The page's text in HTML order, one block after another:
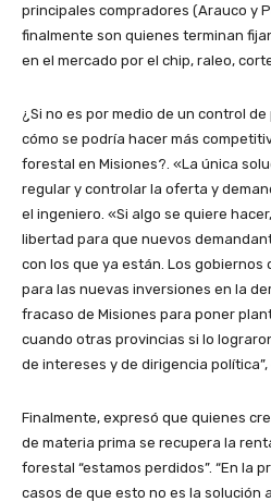
principales compradores (Arauco y
finalmente son quienes terminan
en el mercado por el chip, raleo,
¿Si no es por medio de un control
cómo se podría hacer más
forestal en Misiones?. «La única
regular y controlar la oferta y
el ingeniero. «Si algo se quiere
libertad para que nuevos
con los que ya están. Los
para las nuevas inversiones en la
fracaso de Misiones para poner
cuando otras provincias si lo
de intereses y de dirigencia política”,
Finalmente, expresó que quienes
de materia prima se recupera la
forestal “estamos perdidos”. “En la
casos de que esto no es la solución